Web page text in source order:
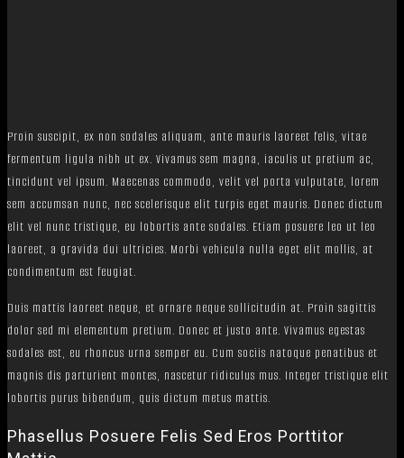
Proin suscipit, ex non sodales aliquam, ante mauris laoreet felis, vitae
fermentum ligula nibh ut ex. Vivamus sem magna, iaculis ut pretium ac,
tincidunt vel ipsum. Maecenas commodo, velit vel porta vulputate, lorem
sem accumsan nunc, nec scelerisque elit turpis eget mauris. Donec dictum
elit vel nunc tristique, eu lobortis ante sodales. Etiam posuere leo ut leo
laoreet, a gravida dui ultricies. Morbi vehicula nulla eget elit mollis, at
condimentum est feugiat.
Duis mattis laoreet neque, et ornare neque sollicitudin at. Proin sagittis
dolor sed mi elementum pretium. Donec et justo ante. Vivamus egestas
sodales est, eu rhoncus urna semper eu. Cum sociis natoque penatibus et
magnis dis parturient montes, nascetur ridiculus mus. Integer tristique elit
lobortis purus bibendum, quis dictum metus mattis.
Phasellus Posuere Felis Sed Eros Porttitor